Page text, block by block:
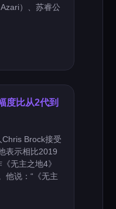
）、苏睿公
度比从2代到
Chris Brock接受
表示相比2019
无主之地4》
他说：“《无主